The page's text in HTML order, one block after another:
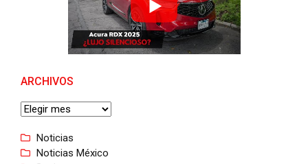
ARCHIVOS
Noticias
Noticias México